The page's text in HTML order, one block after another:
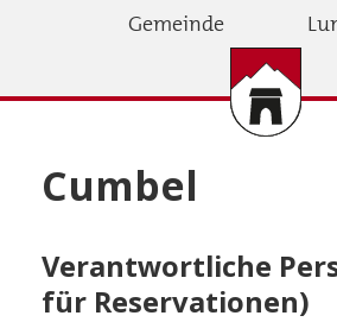
Gemeinde
Cumbel
Verantwortliche
für Reservationen)